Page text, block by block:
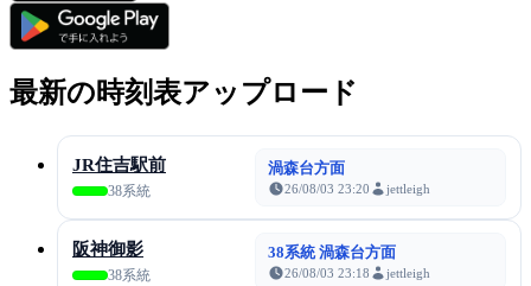
最新の時刻表アップロード
JR住吉駅前
38系統
渦森台方面
26/08/03 23:20 jettleigh
阪神御影
38系統
38系統 渦森台方面
26/08/03 23:18 jettleigh